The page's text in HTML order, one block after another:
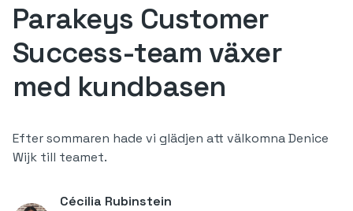
Parakeys Customer
Success-team växer
med kundbasen
Efter sommaren hade vi glädjen att välkomna Denice
Wijk till teamet.
Cécilia Rubinstein